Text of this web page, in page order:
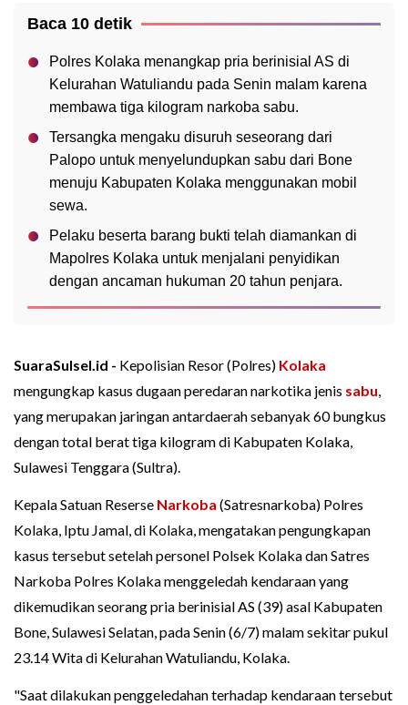
Baca 10 detik
Polres Kolaka menangkap pria berinisial AS di
Kelurahan Watuliandu pada Senin malam karena
membawa tiga kilogram narkoba sabu.
Tersangka mengaku disuruh seseorang dari
Palopo untuk menyelundupkan sabu dari Bone
menuju Kabupaten Kolaka menggunakan mobil
sewa.
Pelaku beserta barang bukti telah diamankan di
Mapolres Kolaka untuk menjalani penyidikan
dengan ancaman hukuman 20 tahun penjara.
SuaraSulsel.id - Kepolisian Resor (Polres) Kolaka
mengungkap kasus dugaan peredaran narkotika jenis sabu,
yang merupakan jaringan antardaerah sebanyak 60 bungkus
dengan total berat tiga kilogram di Kabupaten Kolaka,
Sulawesi Tenggara (Sultra).
Kepala Satuan Reserse Narkoba (Satresnarkoba) Polres
Kolaka, Iptu Jamal, di Kolaka, mengatakan pengungkapan
kasus tersebut setelah personel Polsek Kolaka dan Satres
Narkoba Polres Kolaka menggeledah kendaraan yang
dikemudikan seorang pria berinisial AS (39) asal Kabupaten
Bone, Sulawesi Selatan, pada Senin (6/7) malam sekitar pukul
23.14 Wita di Kelurahan Watuliandu, Kolaka.
"Saat dilakukan penggeledahan terhadap kendaraan tersebut